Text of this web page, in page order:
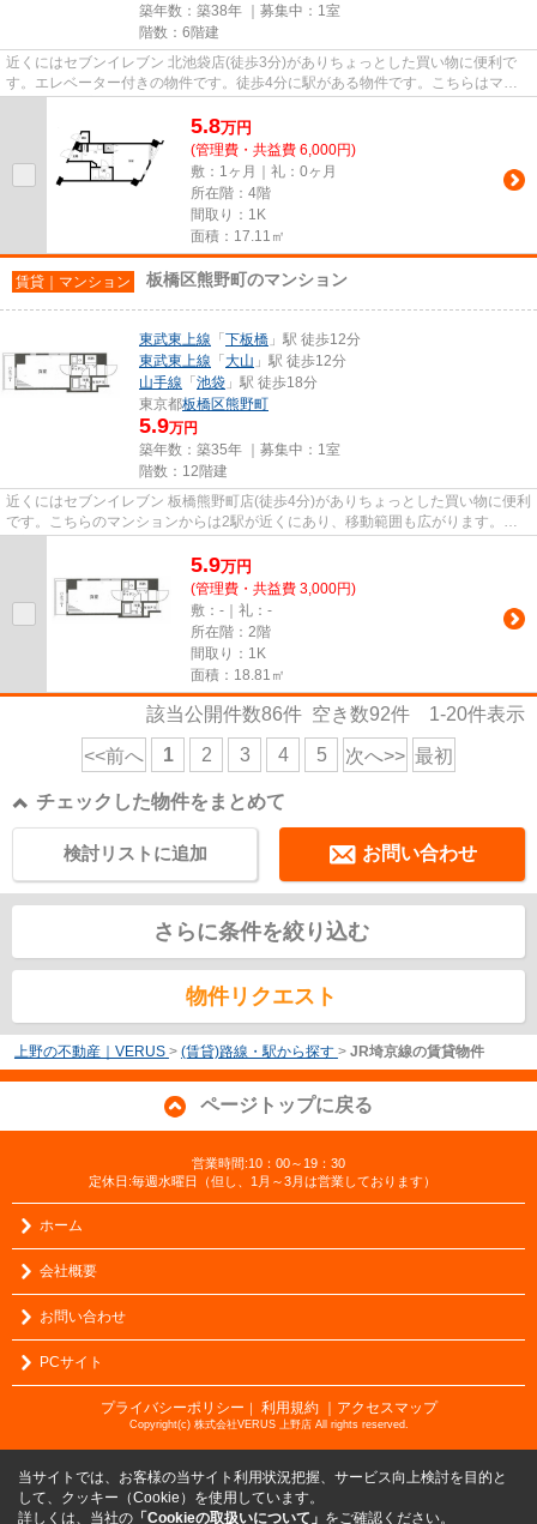
築年数：築38年 ｜募集中： 1室
階数：6階建
近くにはセブンイレブン 北池袋店(徒歩3分)がありちょっとした買い物に便利で
す。エレベーター付きの物件です。徒歩4分に駅がある物件です。こちらはマン
5.8万円
(管理費・共益費 6,000円)
敷：1ヶ月｜礼：0ヶ月
所在階：4階
間取り：1K
面積：17.11㎡
賃貸｜マンション 板橋区熊野町のマンション
東武東上線 「 下板橋 」駅 徒歩12分
東武東上線 「 大山 」駅 徒歩12分
山手線 「 池袋 」駅 徒歩18分
東京都板橋区熊野町
5.9万円
築年数：築35年 ｜募集中： 1室
階数：12階建
近くにはセブンイレブン 板橋熊野町店(徒歩4分)がありちょっとした買い物に便利
です。こちらのマンションからは2駅が近くにあり、移動範囲も広がります。防
5.9万円
(管理費・共益費 3,000円)
敷：-｜礼：-
所在階：2階
間取り：1K
面積：18.81㎡
該当公開件数86件 空き数92件 1-20件表示
<<前へ 1 2 3 4 5 次へ>> 最初
チェックした物件をまとめて
お問い合わせ
検討リストに追加
さらに条件を絞り込む
物件リクエスト
上野の不動産｜VERUS > (賃貸)路線・駅から探す > JR埼京線の賃貸物件
ページトップに戻る
営業時間:10：00～19：30
定休日:毎週水曜日（但し、1月～3月は営業しております）
ホーム
会社概要
お問い合わせ
PCサイト
プライバシーポリシー ｜ 利用規約 ｜アクセスマップ
Copyright(c) 株式会社VERUS 上野店 All rights reserved.
当サイトでは、お客様の当サイト利用状況把握、サービス向上検討を目的と
して、クッキー（Cookie）を使用しています。
詳しくは、当社の 「Cookieの取扱いについて」 をご確認ください。